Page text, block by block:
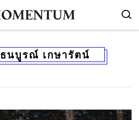
ธนบูรณ์ เกษารัตน์